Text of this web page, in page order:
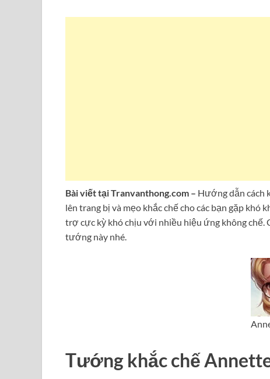
Bài viết tại Tranvanthong.com – Hướng dẫn cách
lên trang bị và mẹo khắc chế cho các bạn gặp khó
trợ cực kỳ khó chịu với nhiều hiệu ứng không chế.
tướng này nhé.
Tướng khắc chế